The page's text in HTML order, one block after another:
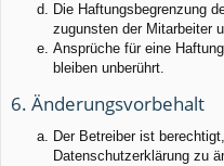
Die Haftungsbegrenzung
zugunsten der Mitarbeiter
Ansprüche für eine
bleiben unberührt.
6. Änderungsvorbehalt
Der Betreiber ist
Datenschutzerklärung zu